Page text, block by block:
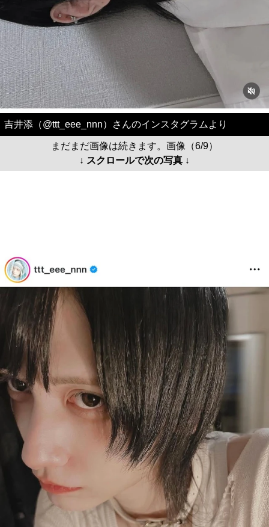
吉井添（@ttt_eee_nnn）さんのインスタグラムより
まだまだ画像は続きます。画像（6/9）
↓ スクロールで次の写真 ↓